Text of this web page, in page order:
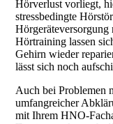
Hörverlust vorliegt,
stressbedingte
Hörtraining lassen
Gehirn wieder
lässt sich noch
Auch bei Problemen
umfangreicher
mit Ihrem HNO-
Leistungen
Schwerpunkte